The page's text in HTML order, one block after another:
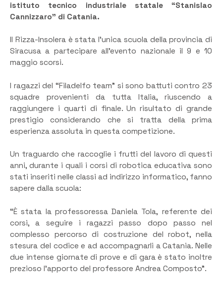
istituto tecnico industriale statale “Stanislao
Cannizzaro” di Catania.
Il Rizza-Insolera è stata l’unica scuola della provincia di
Siracusa a partecipare all’evento nazionale il 9 e 10
maggio scorsi.
I ragazzi del “Filadelfo team” si sono battuti contro 23
squadre provenienti da tutta Italia, riuscendo a
raggiungere i quarti di finale. Un risultato di grande
prestigio considerando che si tratta della prima
esperienza assoluta in questa competizione.
Un traguardo che raccoglie i frutti del lavoro di questi
anni, durante i quali i corsi di robotica educativa sono
stati inseriti nelle classi ad indirizzo informatico, fanno
sapere dalla scuola:
“È stata la professoressa Daniela Tola, referente dei
corsi, a seguire i ragazzi passo dopo passo nel
complesso percorso di costruzione del robot, nella
stesura del codice e ad accompagnarli a Catania. Nelle
due intense giornate di prove e di gara è stato inoltre
prezioso l’apporto del professore Andrea Composto”.